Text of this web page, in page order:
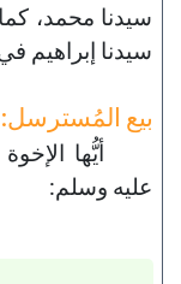
سيدنا محمد،
سيدنا إبراهيم
بيع المُسترسل:
أيُّها
عليه وسلم: